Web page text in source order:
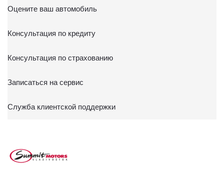
Оцените ваш автомобиль
Консультация по кредиту
Консультация по страхованию
Записаться на сервис
Служба клиентской поддержки